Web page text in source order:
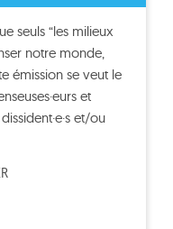
seuls “les milieux
notre monde,
émission se veut le
et
et/ou